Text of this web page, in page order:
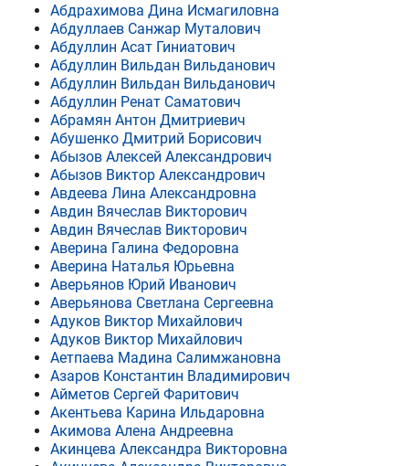
Абдрахимова Дина Исмагиловна
Абдуллаев Санжар Муталович
Абдуллин Асат Гиниатович
Абдуллин Вильдан Вильданович
Абдуллин Вильдан Вильданович
Абдуллин Ренат Саматович
Абрамян Антон Дмитриевич
Абушенко Дмитрий Борисович
Абызов Алексей Александрович
Абызов Виктор Александрович
Авдеева Лина Александровна
Авдин Вячеслав Викторович
Авдин Вячеслав Викторович
Аверина Галина Федоровна
Аверина Наталья Юрьевна
Аверьянов Юрий Иванович
Аверьянова Светлана Сергеевна
Адуков Виктор Михайлович
Адуков Виктор Михайлович
Аетпаева Мадина Салимжановна
Азаров Константин Владимирович
Айметов Сергей Фаритович
Акентьева Карина Ильдаровна
Акимова Алена Андреевна
Акинцева Александра Викторовна